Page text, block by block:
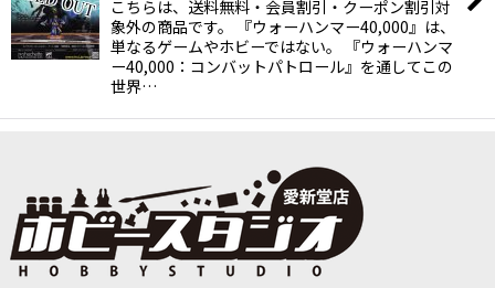
こちらは、送料無料・会員割引・クーポン割引対
象外の商品です。 『ウォーハンマー40,000』は、
単なるゲームやホビーではない。 『ウォーハンマ
ー40,000：コンバットパトロール』を通してこの
世界…